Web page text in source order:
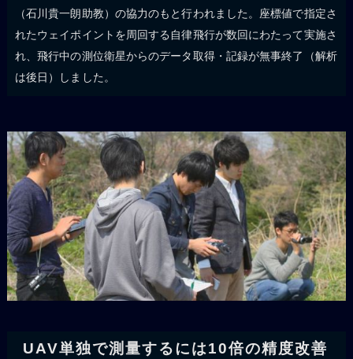
（石川貴一朗助教）の協力のもと行われました。座標値で指定さ
れたウェイポイントを周回する自律飛行が数回にわたって実施さ
れ、飛行中の測位衛星からのデータ取得・記録が無事終了（解析
は後日）しました。
UAV単独で測量するには10倍の精度改善